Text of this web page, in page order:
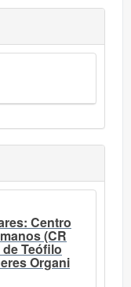
Centro
(CR
Teófilo
Organi